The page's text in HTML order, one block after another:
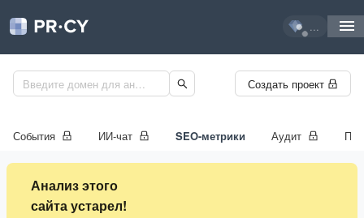
...
Создать проект
События ИИ-чат SEO-метрики Аудит
Анализ этого
сайта устарел!